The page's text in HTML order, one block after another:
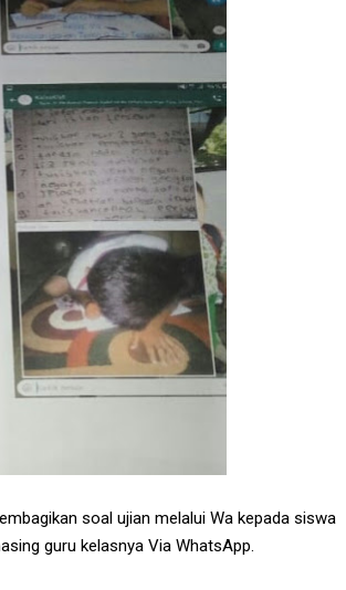
soal ujian melalui Wa kepada siswa
guru kelasnya Via WhatsApp.